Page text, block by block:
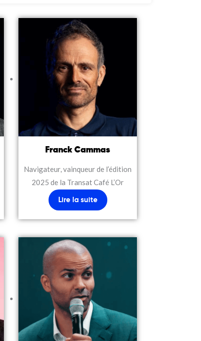
Franck Cammas
Navigateur, vainqueur de l’édition
2025 de la Transat Café L’Or
Lire la suite